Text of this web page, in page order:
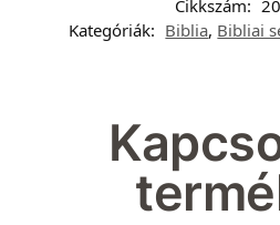
Cikkszám:
Kategóriák: Biblia, Bibliai